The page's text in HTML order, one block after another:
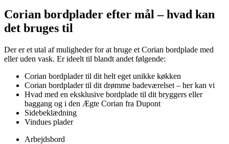
Corian bordplader efter mål– hvad kan
det bruges til
Der er et utal af muligheder for at bruge et Corian bordplade med
eller uden vask. Er ideelt til blandt andet følgende:
Corian bordplader til dit helt eget unikke køkken
Corian bordplader til dit drømme badeværelset – her kan vi
Hvad med en eksklusive bordplade til dit bryggers eller
baggang og i den Ægte Corian fra Dupont
Sidebeklædning
Vindues plader
Arbejdsbord